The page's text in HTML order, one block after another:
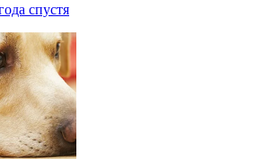
спустя